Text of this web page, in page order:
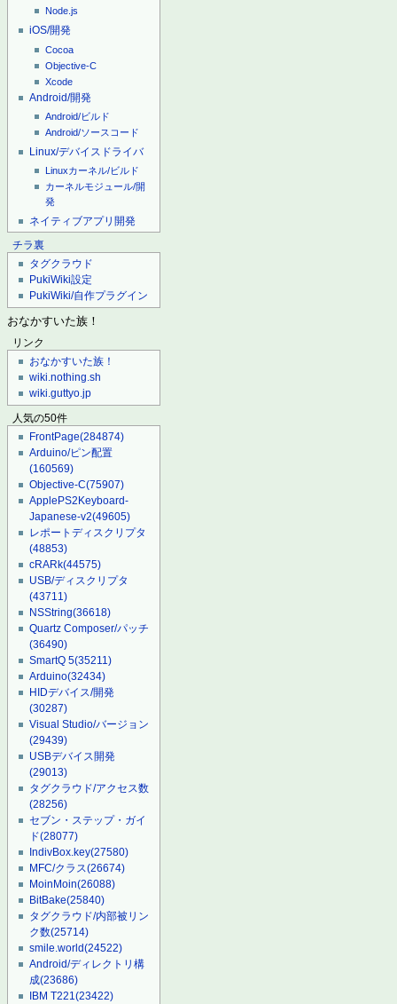
Node.js
iOS/開発
Cocoa
Objective-C
Xcode
Android/開発
Android/ビルド
Android/ソースコード
Linux/デバイスドライバ
Linuxカーネル/ビルド
カーネルモジュール/開
発
ネイティブアプリ開発
チラ裏
タグクラウド
PukiWiki設定
PukiWiki/自作プラグイン
おなかすいた族！
リンク
おなかすいた族！
wiki.nothing.sh
wiki.guttyo.jp
人気の50件
FrontPage(284874)
Arduino/ピン配置
(160569)
Objective-C(75907)
ApplePS2Keyboard-
Japanese-v2(49605)
レポートディスクリプタ
(48853)
cRARk(44575)
USB/ディスクリプタ
(43711)
NSString(36618)
Quartz Composer/パッチ
(36490)
SmartQ 5(35211)
Arduino(32434)
HIDデバイス/開発
(30287)
Visual Studio/バージョン
(29439)
USBデバイス開発
(29013)
タグクラウド/アクセス数
(28256)
セブン・ステップ・ガイ
ド(28077)
IndivBox.key(27580)
MFC/クラス(26674)
MoinMoin(26088)
BitBake(25840)
タグクラウド/内部被リン
ク数(25714)
smile.world(24522)
Android/ディレクトリ構
成(23686)
IBM T221(23422)